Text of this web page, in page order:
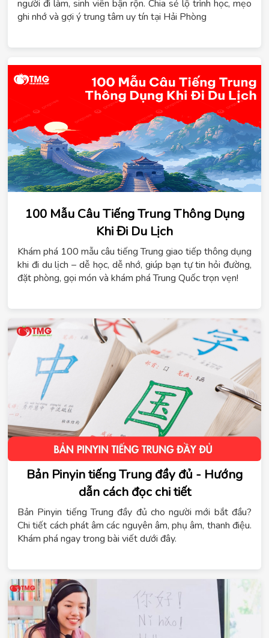
người đi làm, sinh viên bận rộn. Chia sẻ lộ trình học, mẹo
ghi nhớ và gợi ý trung tâm uy tín tại Hải Phòng
100 Mẫu Câu Tiếng Trung Thông Dụng
Khi Đi Du Lịch
Khám phá 100 mẫu câu tiếng Trung giao tiếp thông dụng
khi đi du lịch – dễ học, dễ nhớ, giúp bạn tự tin hỏi đường,
đặt phòng, gọi món và khám phá Trung Quốc trọn vẹn!
Bản Pinyin tiếng Trung đầy đủ - Hướng
dẫn cách đọc chi tiết
Bản Pinyin tiếng Trung đầy đủ cho người mới bắt đầu?
Chi tiết cách phát âm các nguyên âm, phụ âm, thanh điệu.
Khám phá ngay trong bài viết dưới đây.